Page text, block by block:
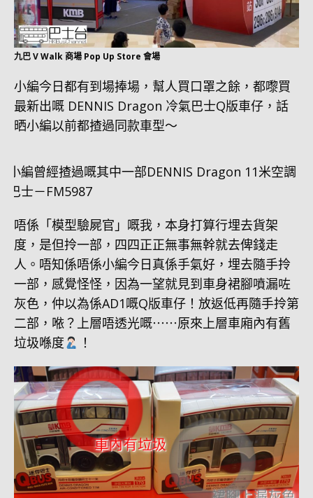
九巴 V Walk 商場 Pop Up Store 會場
小編今日都有到場捧場，幫人買口罩之餘，都嚟買
最新出嘅 DENNIS Dragon 冷氣巴士Q版車仔，話
晒小編以前都揸過同款車型～
小編曾經揸過嘅其中一部DENNIS Dragon 11米空調
巴士－FM5987
唔係「模型驗屍官」嘅我，本身打算行埋去貨架
度，是但拎一部，四四正正無事無幹就去俾錢走
人。唔知係唔係小編今日真係手氣好，埋去隨手拎
一部，感覺怪怪，因為一望就見到車身裙腳噴漏咗
灰色，仲以為係AD1嘅Q版車仔！放返低再隨手拎第
二部，𠵱？上層唔透光嘅⋯⋯原來上層車廂內有舊
垃圾喺度
！